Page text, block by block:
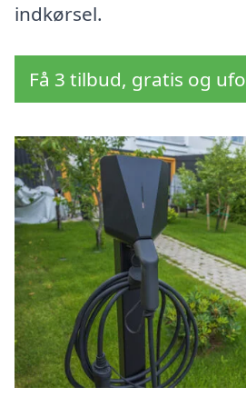
indkørsel.
Få 3 tilbud, gratis og